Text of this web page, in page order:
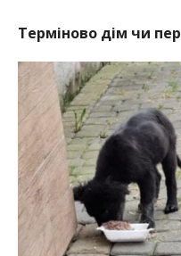
Терміново дім чи